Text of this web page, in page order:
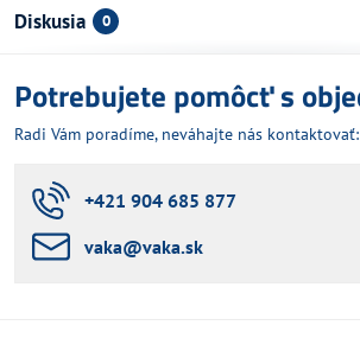
Diskusia 0
Potrebujete pomôcť s
Radi Vám poradíme, neváhajte nás kontaktovať:
+421 904 685 877
vaka​@vaka​.sk